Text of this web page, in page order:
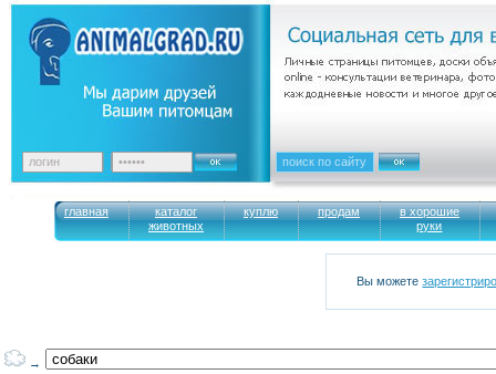
главная
каталог
животных
куплю продам
в хорошие
руки
Вы можете
→